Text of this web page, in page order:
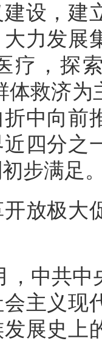
设，建
力发展
疗，探
体救济
中向前
四分之
步满足
开放极
，中共
主义现
展史上